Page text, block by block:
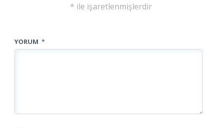
* ile işaretlenmişlerdir
YORUM *